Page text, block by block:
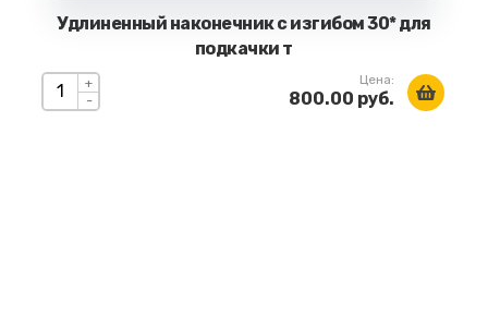
Удлиненный наконечник с изгибом 30* для
подкачки т
+
-
Цена:
800.00 руб.